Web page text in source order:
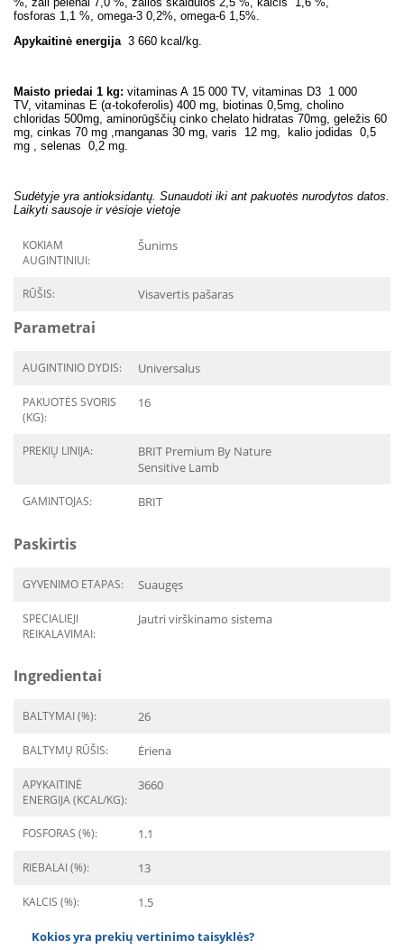
fosforas 1,1 %, omega-3 0,2%, omega-6 1,5%.
Apykaitinė energija3 660 kcal/kg.
Maisto priedai 1 kg: vitaminas A 15 000 TV, vitaminas D3 1 000
TV, vitaminas E (α-tokoferolis) 400 mg, biotinas 0,5mg, cholino
chloridas 500mg, aminorūgščių cinko chelato hidratas 70mg, geležis 60
mg, cinkas 70 mg ,manganas 30 mg, varis 12 mg, kalio jodidas 0,5
mg , selenas 0,2 mg.
Sudėtyje yra antioksidantų. Sunaudoti iki ant pakuotės nurodytos datos.
Laikyti sausoje ir vėsioje vietoje
KOKIAM
AUGINTINIUI:
Šunims
RŪŠIS: Visavertis pašaras
Parametrai
AUGINTINIO DYDIS: Universalus
PAKUOTĖS SVORIS
(KG):
16
PREKIŲ LINIJA:
BRIT Premium By Nature
Sensitive Lamb
GAMINTOJAS: BRIT
Paskirtis
GYVENIMO ETAPAS: Suaugęs
SPECIALIEJI
REIKALAVIMAI:
Jautri virškinamo sistema
Ingredientai
BALTYMAI (%): 26
BALTYMŲ RŪŠIS: Ėriena
APYKAITINĖ
ENERGIJA (KCAL/KG):
3660
FOSFORAS (%): 1.1
RIEBALAI (%): 13
KALCIS (%): 1.5
Kokios yra prekių vertinimo taisyklės?